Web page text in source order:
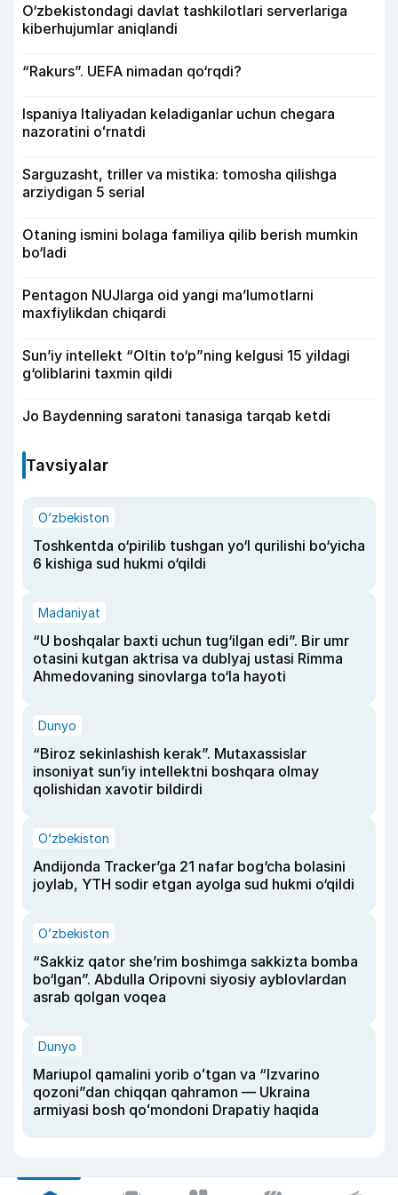
O‘zbekistondagi davlat tashkilotlari serverlariga
kiberhujumlar aniqlandi
“Rakurs”. UEFA nimadan qo‘rqdi?
Ispaniya Italiyadan keladiganlar uchun chegara
nazoratini oʻrnatdi
Sarguzasht, triller va mistika: tomosha qilishga
arziydigan 5 serial
Otaning ismini bolaga familiya qilib berish mumkin
bo‘ladi
Pentagon NUJlarga oid yangi maʼlumotlarni
maxfiylikdan chiqardi
Sun’iy intellekt “Oltin to‘p”ning kelgusi 15 yildagi
g‘oliblarini taxmin qildi
Jo Baydenning saratoni tanasiga tarqab ketdi
Tavsiyalar
O‘zbekiston
Toshkentda o‘pirilib tushgan yo‘l qurilishi bo‘yicha
6 kishiga sud hukmi o‘qildi
Madaniyat
“U boshqalar baxti uchun tug‘ilgan edi”. Bir umr
otasini kutgan aktrisa va dublyaj ustasi Rimma
Ahmedovaning sinovlarga to‘la hayoti
Dunyo
“Biroz sekinlashish kerak”. Mutaxassislar
insoniyat sun’iy intellektni boshqara olmay
qolishidan xavotir bildirdi
O‘zbekiston
Andijonda Tracker’ga 21 nafar bog‘cha bolasini
joylab, YTH sodir etgan ayolga sud hukmi o‘qildi
O‘zbekiston
“Sakkiz qator she’rim boshimga sakkizta bomba
bo‘lgan”. Abdulla Oripovni siyosiy ayblovlardan
asrab qolgan voqea
Dunyo
Mariupol qamalini yorib oʻtgan va “Izvarino
qozoni”dan chiqqan qahramon — Ukraina
armiyasi bosh qoʻmondoni Drapatiy haqida